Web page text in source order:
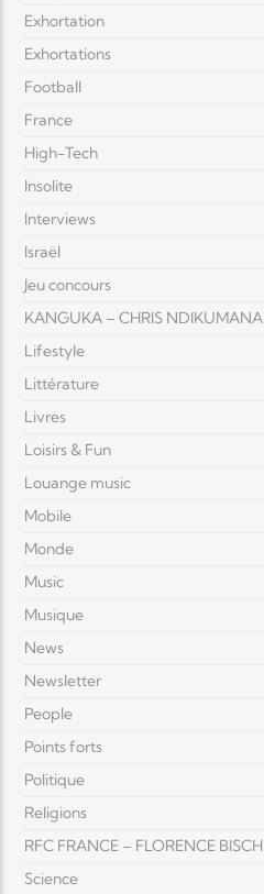
Exhortation
Exhortations
Football
France
High-Tech
Insolite
Interviews
Israël
Jeu concours
KANGUKA – CHRIS NDIKUMANA
Lifestyle
Littérature
Livres
Loisirs & Fun
Louange music
Mobile
Monde
Music
Musique
News
Newsletter
People
Points forts
Politique
Religions
RFC FRANCE – FLORENCE BISCH
Science